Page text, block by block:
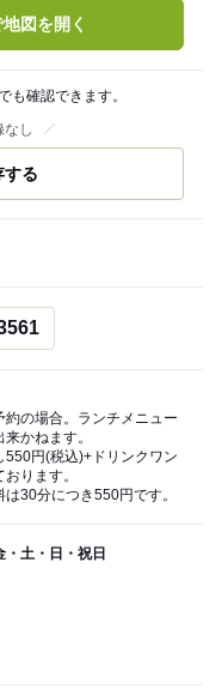
図を開く
も確認できます。
なし
する
約の場合。ランチメニュー
かねます。
円(税込)+ドリンクワン
ります。
30分につき550円です。
土・日・祝日